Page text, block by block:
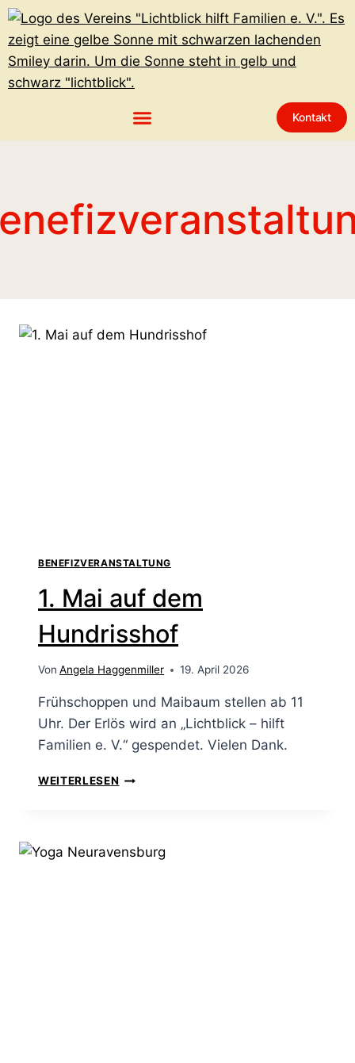
Kontakt
BENEFIZVERANSTALTUNG
1. Mai auf dem
Hundrisshof
Von Angela Haggenmiller 19. April 2026
Frühschoppen und Maibaum stellen ab 11
Uhr. Der Erlös wird an „Lichtblick – hilft
Familien e. V.“ gespendet. Vielen Dank.
WEITERLESEN